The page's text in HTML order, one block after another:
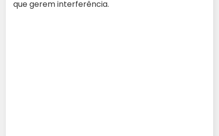
que gerem interferência.